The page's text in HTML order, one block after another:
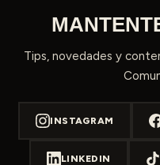
Tips, novedades y
INSTAGRAM
LINKEDIN